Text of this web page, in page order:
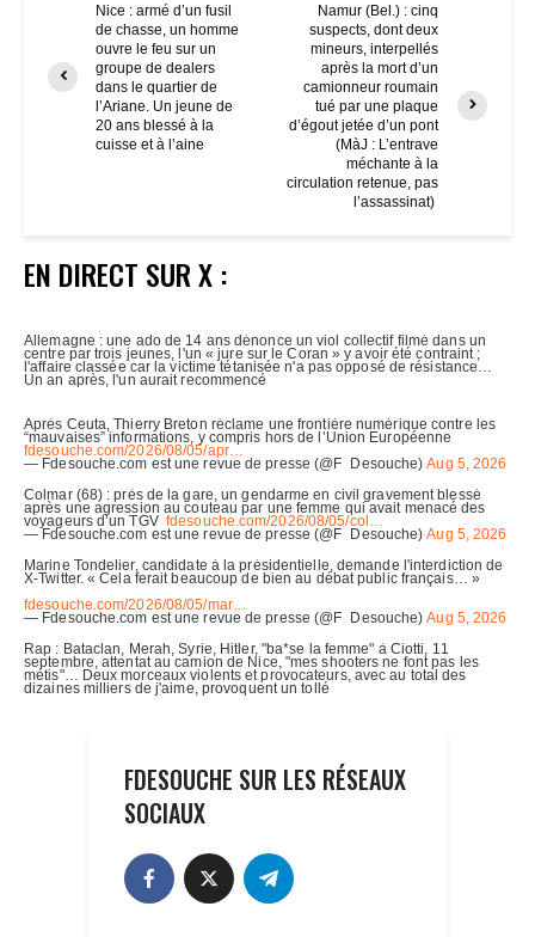
Nice : armé d’un fusil
de chasse, un homme
ouvre le feu sur un
groupe de dealers
dans le quartier de
l’Ariane. Un jeune de
20 ans blessé à la
cuisse et à l’aine
Namur (Bel.) : cinq
suspects, dont deux
mineurs, interpellés
après la mort d’un
camionneur roumain
tué par une plaque
d’égout jetée d’un pont
(MàJ : L’entrave
méchante à la
circulation retenue, pas
l’assassinat)
EN DIRECT SUR X :
FDESOUCHE SUR LES RÉSEAUX
SOCIAUX